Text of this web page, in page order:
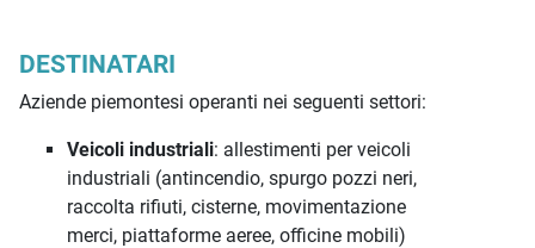
DESTINATARI
Aziende piemontesi operanti nei seguenti settori:
Veicoli industriali: allestimenti per veicoli
industriali (antincendio, spurgo pozzi neri,
raccolta rifiuti, cisterne, movimentazione
merci, piattaforme aeree, officine mobili)